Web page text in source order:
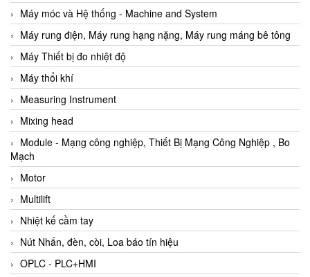
Máy móc và Hệ thống - Machine and System
Máy rung điện, Máy rung hạng nặng, Máy rung máng bê tông
Máy Thiết bị đo nhiệt độ
Máy thổi khí
Measuring Instrument
Mixing head
Module - Mạng công nghiệp, Thiết Bị Mạng Công Nghiệp , Bo
Mạch
Motor
Multilift
Nhiệt kế cầm tay
Nút Nhấn, đèn, còi, Loa báo tín hiệu
OPLC - PLC+HMI